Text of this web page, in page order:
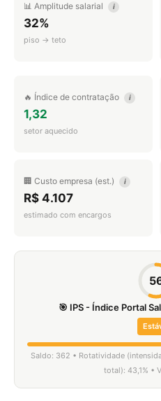
📊 Amplitude salarial i
32%
piso → teto
🔥 Índice de contratação i
1,32
setor aquecido
🏢 Custo empresa (est.) i
R$ 4.107
estimado com encargos
🎯 IPS - Índice Portal
Saldo: 362 • Rotatividade
total): 43,1% •